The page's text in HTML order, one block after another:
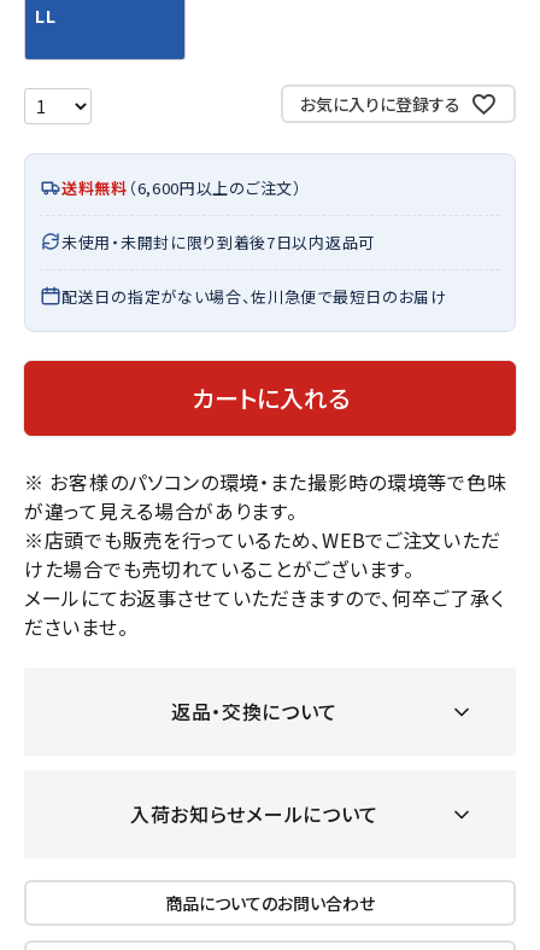
LL
お気に入りに登録する
送料無料 （6,600円以上のご注文）
未使用・未開封に限り到着後7日以内返品可
配送日の指定がない場合、佐川急便で最短日のお届け
カートに入れる
※ お客様のパソコンの環境・また撮影時の環境等で色味
が違って見える場合があります。
※店頭でも販売を行っているため、WEBでご注文いただ
けた場合でも売切れていることがございます。
メールにてお返事させていただきますので、何卒ご了承く
ださいませ。
返品・交換について
入荷お知らせメールについて
商品についてのお問い合わせ